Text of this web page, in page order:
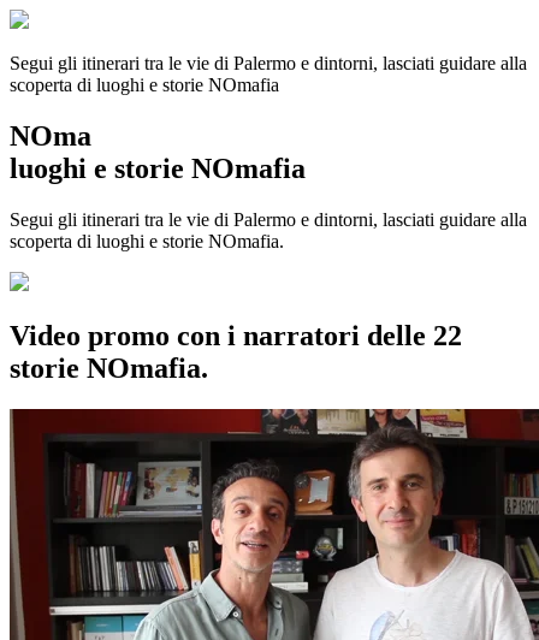
Segui gli itinerari tra le vie di Palermo e dintorni, lasciati guidare alla
scoperta di luoghi e storie NOmafia
NOma
luoghi e storie NOmafia
Segui gli itinerari tra le vie di Palermo e dintorni, lasciati guidare alla
scoperta di luoghi e storie NOmafia.
Video promo con i narratori delle 22
storie NOmafia.